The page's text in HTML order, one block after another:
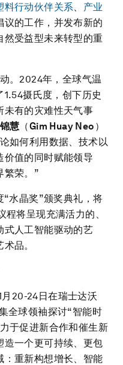
料行动伙伴关系、 产业
议的工作，并发布新的
然受益型未来转型的重
。2024年，全球气温
摄氏度，创下历史
未有的灾难性天气事
慧 （Gim Huay Neo ）
如何利用数据、技术以
价值的同时赋能领导
繁荣。”
“水晶奖”颁奖典礼，将
将呈现充满活力的、
式人工智能驱动的艺
品。
20-24日在瑞士达沃
全球领袖探讨“智能时
于促进新合作和催生新
造一个更可持续、更包
：重新构想增长、智能